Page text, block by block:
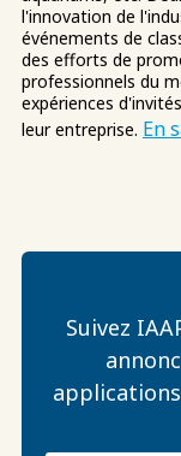
l'innovation de
événements de
des efforts de
professionnels du
expériences
leur entreprise. En
Suivez